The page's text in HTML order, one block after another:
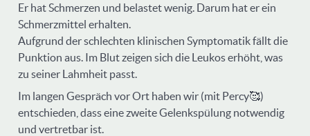
Er hat Schmerzen und belastet wenig. Darum hat er ein
Schmerzmittel erhalten.
Aufgrund der schlechten klinischen Symptomatik fällt die
Punktion aus. Im Blut zeigen sich die Leukos erhöht, was
zu seiner Lahmheit passt.
Im langen Gespräch vor Ort haben wir (mit Percy🥰)
entschieden, dass eine zweite Gelenkspülung notwendig
und vertretbar ist.